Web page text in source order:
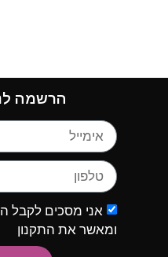
הרשמה
אני מסכים לקבל
ומאשר את התקנון